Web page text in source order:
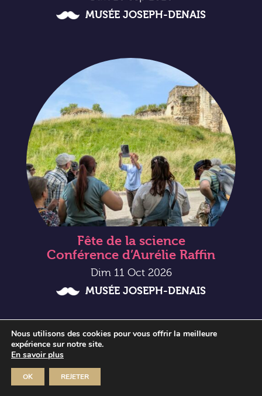
MUSÉE JOSEPH-DENAIS
Fête de la science
Conférence d’Aurélie Raffin
Dim 11 Oct 2026
MUSÉE JOSEPH-DENAIS
Nous utilisons des cookies pour vous offrir la meilleure
expérience sur notre site.
En savoir plus
OK REJETER